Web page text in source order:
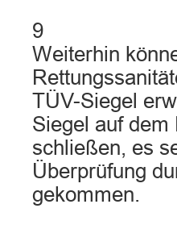
9
Weiterhin
TÜV-Siegel
Siegel auf dem
schließen, es
Überprüfung
gekommen.